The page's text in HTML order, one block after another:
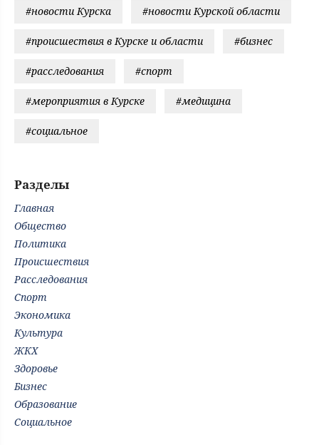
#новости Курска #новости Курской области
#происшествия в Курске и области #бизнес
#расследования #спорт
#мероприятия в Курске #медицина
#социальное
Разделы
Главная
Общество
Политика
Происшествия
Расследования
Спорт
Экономика
Культура
ЖКХ
Здоровье
Бизнес
Образование
Социальное